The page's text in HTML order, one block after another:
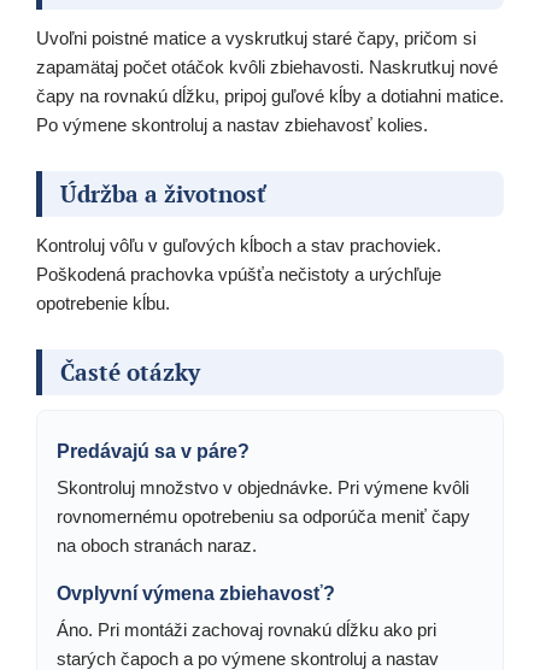
Uvoľni poistné matice a vyskrutkuj staré čapy, pričom si
zapamätaj počet otáčok kvôli zbiehavosti. Naskrutkuj nové
čapy na rovnakú dĺžku, pripoj guľové kĺby a dotiahni matice.
Po výmene skontroluj a nastav zbiehavosť kolies.
Údržba a životnosť
Kontroluj vôľu v guľových kĺboch a stav prachoviek.
Poškodená prachovka vpúšťa nečistoty a urýchľuje
opotrebenie kĺbu.
Časté otázky
Predávajú sa v páre?
Skontroluj množstvo v objednávke. Pri výmene kvôli
rovnomernému opotrebeniu sa odporúča meniť čapy
na oboch stranách naraz.
Ovplyvní výmena zbiehavosť?
Áno. Pri montáži zachovaj rovnakú dĺžku ako pri
starých čapoch a po výmene skontroluj a nastav